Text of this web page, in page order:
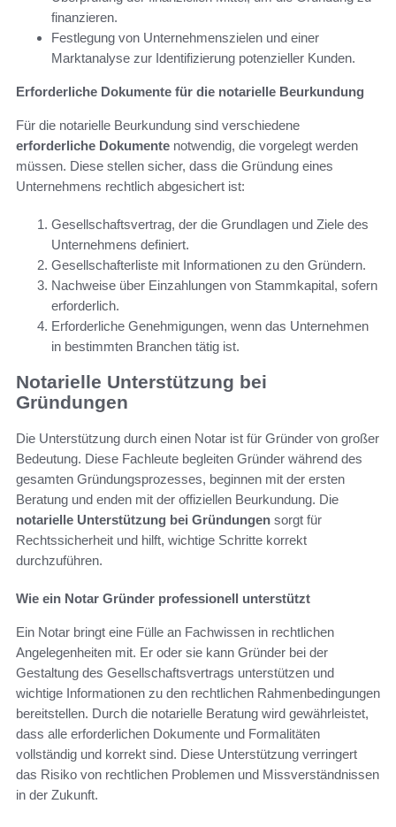
finanzieren.
Festlegung von Unternehmenszielen und einer
Marktanalyse zur Identifizierung potenzieller Kunden.
Erforderliche Dokumente für die notarielle Beurkundung
Für die notarielle Beurkundung sind verschiedene
erforderliche Dokumente notwendig, die vorgelegt werden
müssen. Diese stellen sicher, dass die Gründung eines
Unternehmens rechtlich abgesichert ist:
Gesellschaftsvertrag, der die Grundlagen und Ziele des
Unternehmens definiert.
Gesellschafterliste mit Informationen zu den Gründern.
Nachweise über Einzahlungen von Stammkapital, sofern
erforderlich.
Erforderliche Genehmigungen, wenn das Unternehmen
in bestimmten Branchen tätig ist.
Notarielle Unterstützung bei
Gründungen
Die Unterstützung durch einen Notar ist für Gründer von großer
Bedeutung. Diese Fachleute begleiten Gründer während des
gesamten Gründungsprozesses, beginnen mit der ersten
Beratung und enden mit der offiziellen Beurkundung. Die
notarielle Unterstützung bei Gründungen sorgt für
Rechtssicherheit und hilft, wichtige Schritte korrekt
durchzuführen.
Wie ein Notar Gründer professionell unterstützt
Ein Notar bringt eine Fülle an Fachwissen in rechtlichen
Angelegenheiten mit. Er oder sie kann Gründer bei der
Gestaltung des Gesellschaftsvertrags unterstützen und
wichtige Informationen zu den rechtlichen Rahmenbedingungen
bereitstellen. Durch die notarielle Beratung wird gewährleistet,
dass alle erforderlichen Dokumente und Formalitäten
vollständig und korrekt sind. Diese Unterstützung verringert
das Risiko von rechtlichen Problemen und Missverständnissen
in der Zukunft.